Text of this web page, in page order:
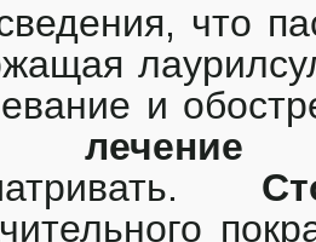
что
и